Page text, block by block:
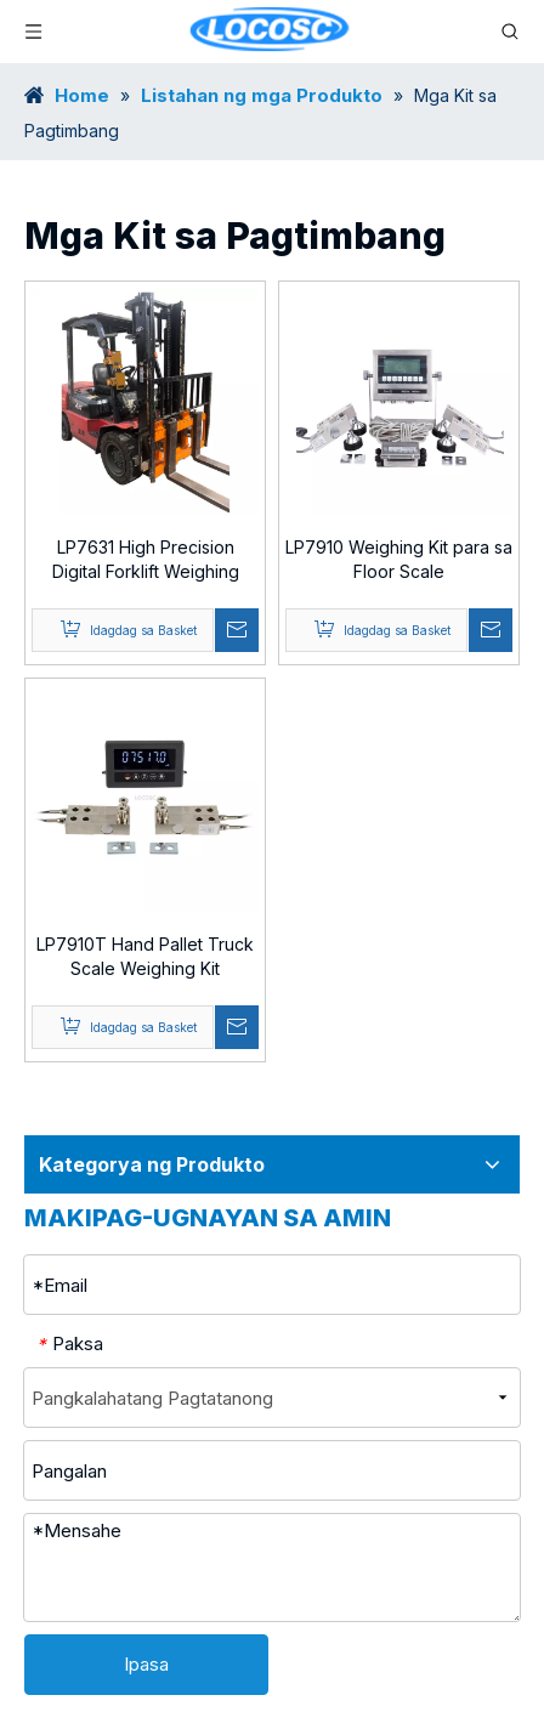
Home » Listahan ng mga Produkto » Mga Kit sa
Pagtimbang
Mga Kit sa Pagtimbang
LP7631 High Precision
Digital Forklift Weighing
Idagdag sa Basket
LP7910 Weighing Kit para sa
Floor Scale
Idagdag sa Basket
LP7910T Hand Pallet Truck
Scale Weighing Kit
Idagdag sa Basket
Kategorya ng Produkto
MAKIPAG-UGNAYAN SA AMIN
* Paksa
Ipasa